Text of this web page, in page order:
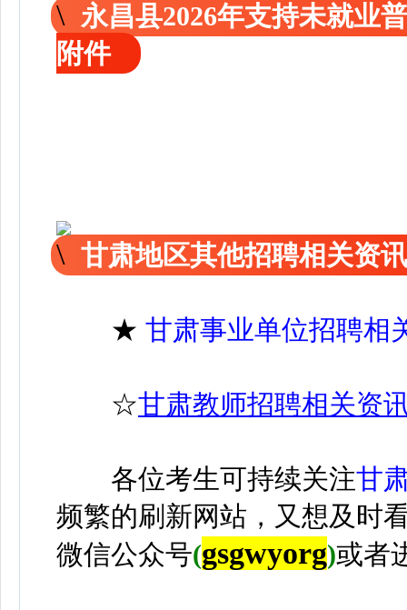
永昌县2026年支持未就业
附件
甘肃地区其他招聘相关资
★ 甘肃事业单位招聘相
☆甘肃教师招聘相关资
各位考生可持续关注甘
频繁的刷新网站，又想及时
微信公众号(gsgwyorg)或者